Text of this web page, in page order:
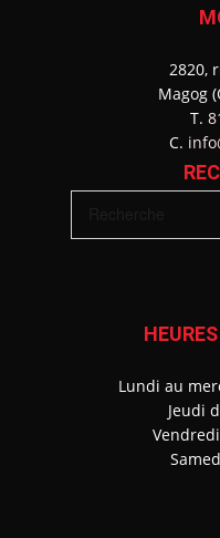
2820,
Magog
T.
C.
Lundi au
Jeudi